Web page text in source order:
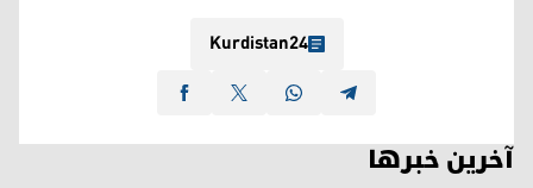
Kurdistan24
آخرین خبرها